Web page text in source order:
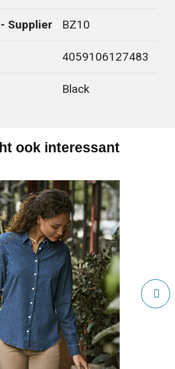
Supplier BZ10
4059106127483
Black
ook interessant